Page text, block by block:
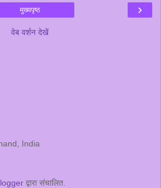
›
मुख्यपृष्ठ
वेब वर्शन देखें
India
द्वारा संचालित.